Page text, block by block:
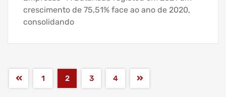
crescimento de 75,51% face ao ano de 2020,
consolidando
1 2 3 4